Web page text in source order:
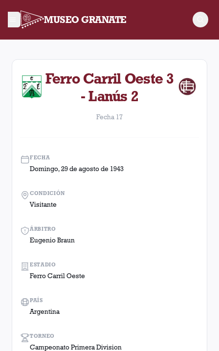
MUSEO GRANATE
Fecha 17. Partido entre Lanús y Ferro Carril Oeste
Ferro Carril Oeste 3
- Lanús 2
Fecha 17
FECHA
Domingo, 29 de agosto de 1943
ÁRBITRO
Eugenio Braun
TORNEO
Campeonato Primera Division
CONDICIÓN
Visitante
ESTADIO
Ferro Carril Oeste
PAÍS
Argentina